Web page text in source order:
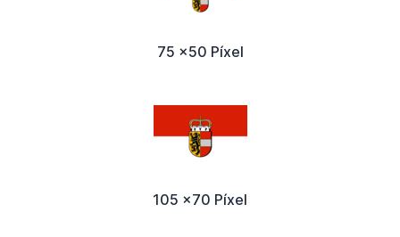
75 x50 Píxel
105 x70 Píxel